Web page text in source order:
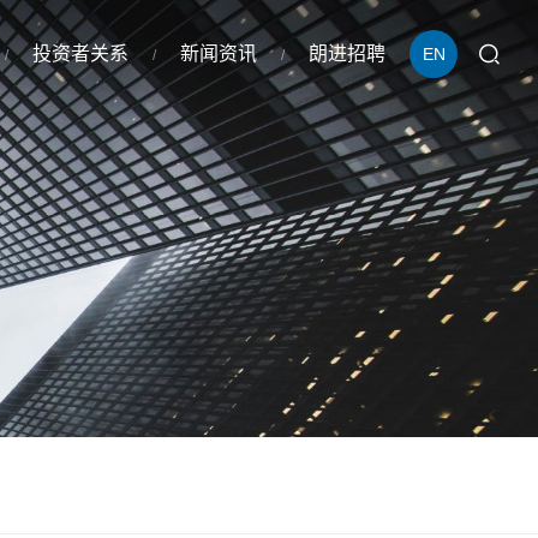
EN
投资者关系 新闻资讯 朗进招聘